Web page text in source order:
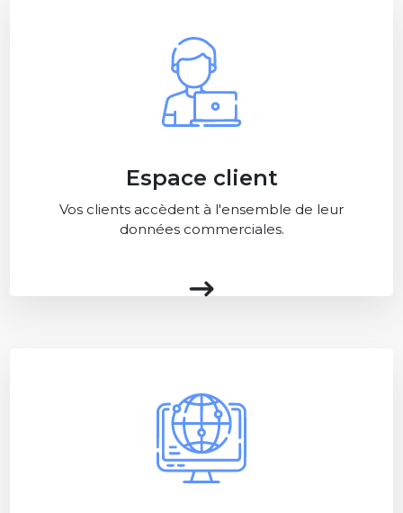
Espace client
Vos clients accèdent à l'ensemble de leur
données commerciales.